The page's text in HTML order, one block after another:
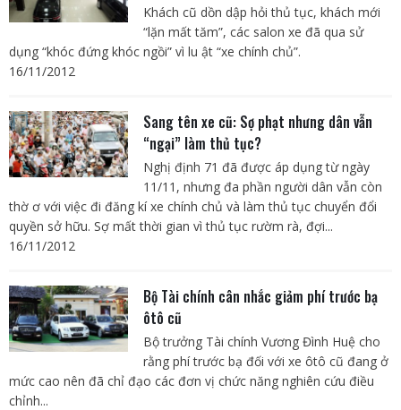
Khách cũ dồn dập hỏi thủ tục, khách mới
“lặn mất tăm”, các salon xe đã qua sử
dụng “khóc đứng khóc ngồi” vì lu ật “xe chính chủ”.
16/11/2012
Sang tên xe cũ: Sợ phạt nhưng dân vẫn
“ngại” làm thủ tục?
Nghị định 71 đã được áp dụng từ ngày
11/11, nhưng đa phần người dân vẫn còn
thờ ơ với việc đi đăng kí xe chính chủ và làm thủ tục chuyển đổi
quyền sở hữu. Sợ mất thời gian vì thủ tục rườm rà, đợi...
16/11/2012
Bộ Tài chính cân nhắc giảm phí trước bạ
ôtô cũ
Bộ trưởng Tài chính Vương Đình Huệ cho
rằng phí trước bạ đối với xe ôtô cũ đang ở
mức cao nên đã chỉ đạo các đơn vị chức năng nghiên cứu điều
chỉnh...